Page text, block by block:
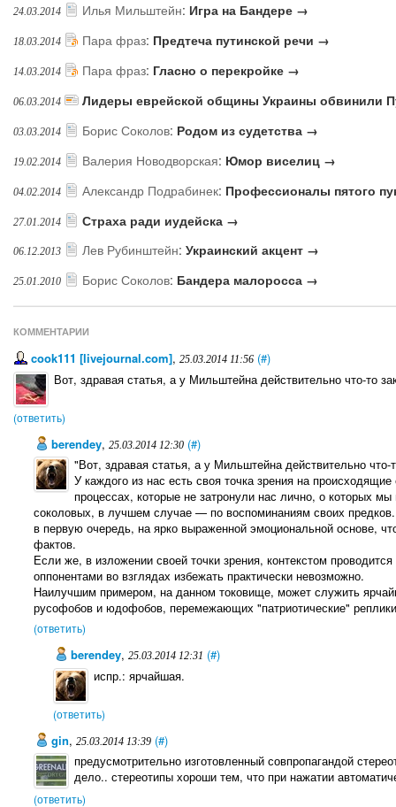
24.03.2014 Илья Мильштейн: Игра на Бандере →
18.03.2014 Пара фраз: Предтеча путинской речи →
14.03.2014 Пара фраз: Гласно о перекройке →
06.03.2014 Лидеры еврейской общины Украины обвинили
03.03.2014 Борис Соколов: Родом из судетства →
19.02.2014 Валерия Новодворская: Юмор виселиц →
04.02.2014 Александр Подрабинек: Профессионалы пятого
27.01.2014 Страха ради иудейска →
06.12.2013 Лев Рубинштейн: Украинский акцент →
25.01.2010 Борис Соколов: Бандера малоросса →
КОММЕНТАРИИ
cook111 [livejournal.com], 25.03.2014 11:56 (#)
Вот, здравая статья, а у Мильштейна действительно что-то
(ответить)
berendey, 25.03.2014 12:30 (#)
"Вот, здравая статья, а у Мильштейна действительно что-
У каждого из нас есть своя точка зрения на
процессах, которые не затронули нас лично, о которых
соколовых, в лучшем случае — по воспоминаниям своих
в первую очередь, на ярко выраженной эмоциональной основе,
фактов.
Если же, в изложении своей точки зрения, контекстом
оппонентами во взглядах избежать практически невозможно.
Наилучшим примером, на данном токовище, может служить
русофобов и юдофобов, перемежающих "патриотические"
(ответить)
berendey,25.03.2014 12:31 (#)
испр.: ярчайшая.
(ответить)
gin, 25.03.2014 13:39 (#)
предусмотрительно изготовленный совпропагандой
дело.. стереотипы хороши тем, что при нажатии
(ответить)